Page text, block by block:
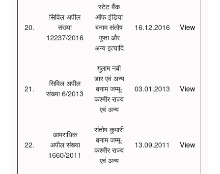
20.
सिविल अपील
संख्या
12237/2016
स्टेट बैंक
ऑफ इंडिया
बनाम संतोष
गुप्ता और
अन्य इत्यादि
16.12.2016 View
21.
सिविल अपील
संख्या 6/2013
ग़ुलाम नबी
डार एवं अन्य
बनाम जम्मू-
कश्मीर राज्य
एवं अन्य
03.01.2013 View
22.
आपराधिक
अपील संख्या
1660/2011
संतोष कुमारी
बनाम जम्मू-
कश्मीर राज्य
एवं अन्य
13.09.2011 View